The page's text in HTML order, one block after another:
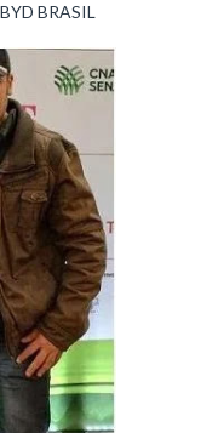
BRASIL